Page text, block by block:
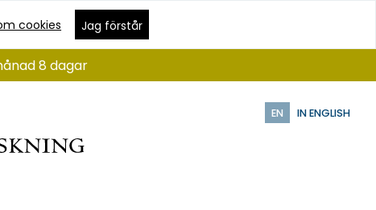
cookies Jag förstår
EN IN ENGLISH
8 dagar